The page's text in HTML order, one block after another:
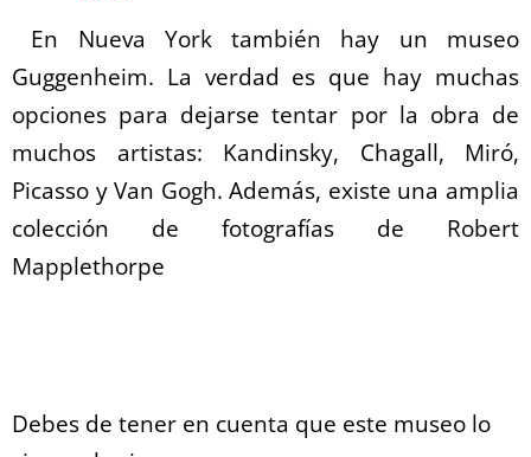
En Nueva York también hay un museo
Guggenheim. La verdad es que hay muchas
opciones para dejarse tentar por la obra de
muchos artistas: Kandinsky, Chagall, Miró,
Picasso y Van Gogh. Además, existe una amplia
colección de fotografías de Robert
Mapplethorpe
Debes de tener en cuenta que este museo lo